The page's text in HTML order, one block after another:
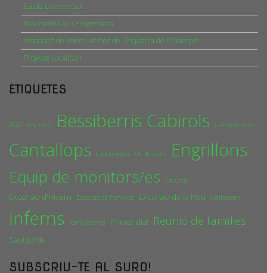
Escola Lliure el Sol
Moviment Laic i Progressista
Associació de Veïns i Veïnes de l’Esquerra de l’Eixample
Projecte Localitza’t
ETIQUETES
AGO Any nou! Bessiberris Cabirols Campaments
Cantallops Castanyada Els 40 cims Engrillons
Equip de monitors/es Excursió
Excursió d'Hivern Excursió de Famílies Excursió de la Neu Halloween
Inferns Konjuntivitis Primer dia! Reunió de famílies
Sant Jordi
SUBSCRIU-TE AL SURO!